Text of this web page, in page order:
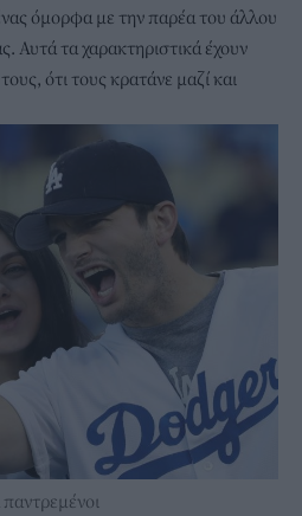
όμορφα με την παρέα του άλλου
Αυτά τα χαρακτηριστικά έχουν
τους, ότι τους κρατάνε μαζί και